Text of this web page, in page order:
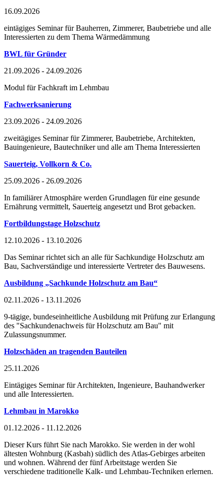
16.09.2026
eintägiges Seminar für Bauherren, Zimmerer, Baubetriebe und alle
Interessierten zu dem Thema Wärmedämmung
BWL für Gründer
21.09.2026 - 24.09.2026
Modul für Fachkraft im Lehmbau
Fachwerksanierung
23.09.2026 - 24.09.2026
zweitägiges Seminar für Zimmerer, Baubetriebe, Architekten,
Bauingenieure, Bautechniker und alle am Thema Interessierten
Sauerteig, Vollkorn & Co.
25.09.2026 - 26.09.2026
In familiärer Atmosphäre werden Grundlagen für eine gesunde
Ernährung vermittelt, Sauerteig angesetzt und Brot gebacken.
Fortbildungstage Holzschutz
12.10.2026 - 13.10.2026
Das Seminar richtet sich an alle für Sachkundige Holzschutz am
Bau, Sachverständige und interessierte Vertreter des Bauwesens.
Ausbildung „Sachkunde Holzschutz am Bau“
02.11.2026 - 13.11.2026
9-tägige, bundeseinheitliche Ausbildung mit Prüfung zur Erlangung
des "Sachkundenachweis für Holzschutz am Bau" mit
Zulassungsnummer.
Holzschäden an tragenden Bauteilen
25.11.2026
Eintägiges Seminar für Architekten, Ingenieure, Bauhandwerker
und alle Interessierten.
Lehmbau in Marokko
01.12.2026 - 11.12.2026
Dieser Kurs führt Sie nach Marokko. Sie werden in der wohl
ältesten Wohnburg (Kasbah) südlich des Atlas-Gebirges arbeiten
und wohnen. Während der fünf Arbeitstage werden Sie
verschiedene traditionelle Kalk- und Lehmbau-Techniken erlernen.